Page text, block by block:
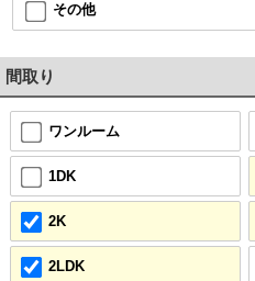
その他
間取り
ワンルーム
1DK
2K
2LDK